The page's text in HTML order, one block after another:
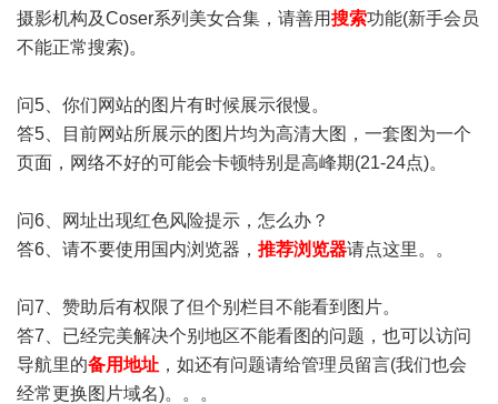
摄影机构及Coser系列美女合集，请善用搜索功能(新手会员
不能正常搜索)。
问5、你们网站的图片有时候展示很慢。
答5、目前网站所展示的图片均为高清大图，一套图为一个
页面，网络不好的可能会卡顿特别是高峰期(21-24点)。
问6、网址出现红色风险提示，怎么办？
答6、请不要使用国内浏览器， 推荐浏览器请点这里。。
问7、赞助后有权限了但个别栏目不能看到图片。
答7、已经完美解决个别地区不能看图的问题，也可以访问
导航里的备用地址 ，如还有问题请给管理员留言(我们也会
经常更换图片域名)。。。